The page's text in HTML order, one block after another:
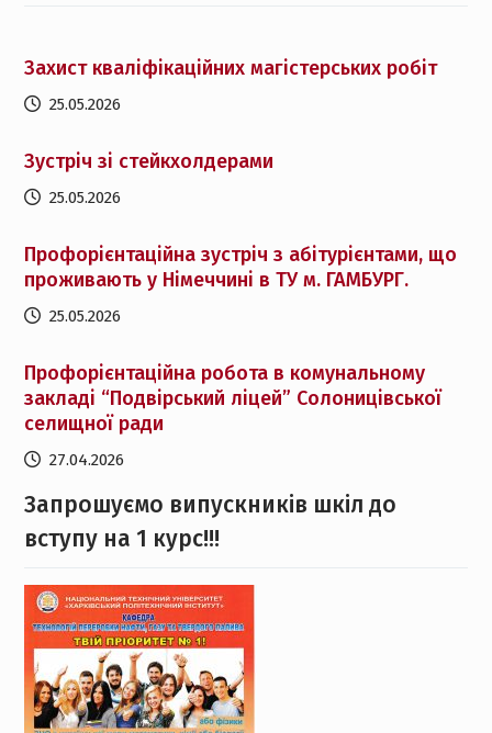
Захист кваліфікаційних магістерських робіт
25.05.2026
Зустріч зі стейкхолдерами
25.05.2026
Профорієнтаційна зустріч з абітурієнтами, що
проживають у Німеччині в ТУ м. ГАМБУРГ.
25.05.2026
Профорієнтаційна робота в комунальному
закладі “Подвірський ліцей” Солоницівської
селищної ради
27.04.2026
Запрошуємо випускників шкіл до
вступу на 1 курс!!!